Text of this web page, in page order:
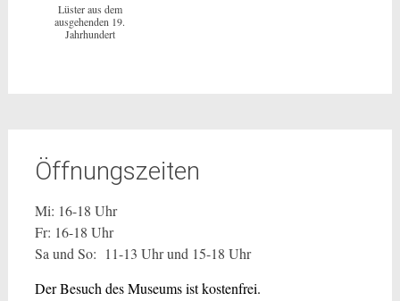
Lüster aus dem
ausgehenden 19.
Jahrhundert
Öffnungszeiten
Mi: 16-18 Uhr
Fr: 16-18 Uhr
Sa und So: 11-13 Uhr und 15-18 Uhr
Der Besuch des Museums ist kostenfrei.